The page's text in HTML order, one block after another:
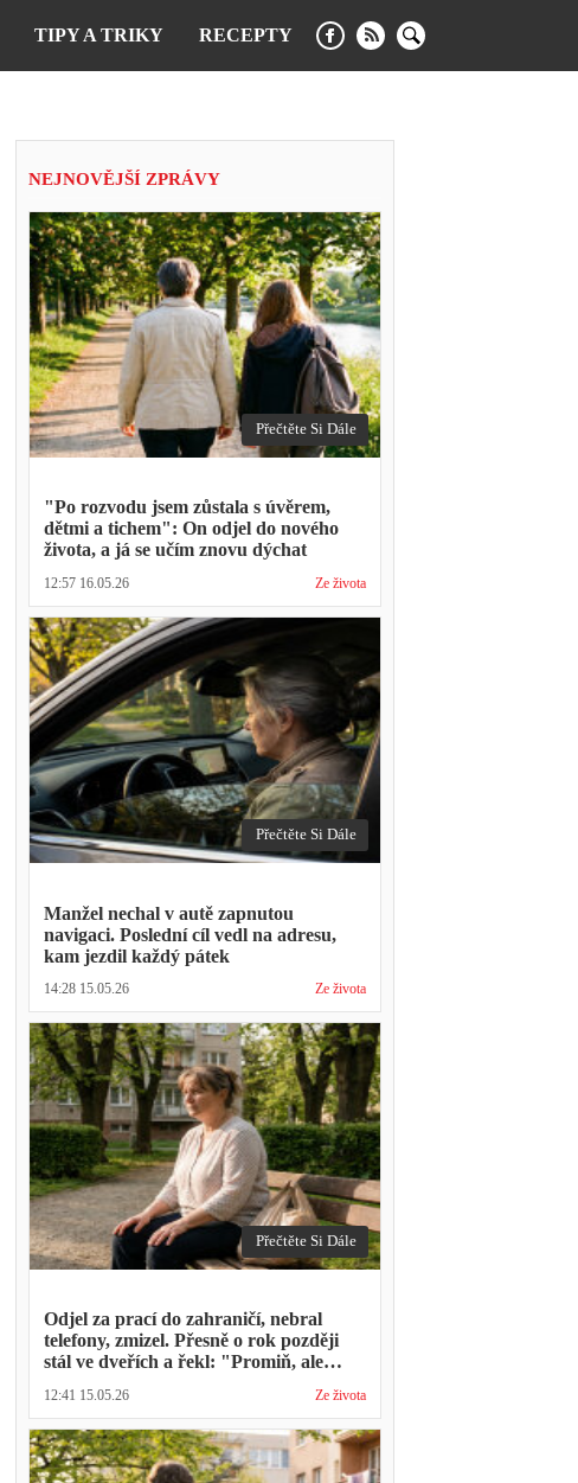
TIPY A TRIKY RECEPTY
NEJNOVĚJŠÍ ZPRÁVY
Přečtěte Si Dále
"Po rozvodu jsem zůstala s úvěrem,
dětmi a tichem": On odjel do nového
života, a já se učím znovu dýchat
12:57 16.05.26 Ze života
Přečtěte Si Dále
Manžel nechal v autě zapnutou
navigaci. Poslední cíl vedl na adresu,
kam jezdil každý pátek
14:28 15.05.26 Ze života
Přečtěte Si Dále
Odjel za prací do zahraničí, nebral
telefony, zmizel. Přesně o rok později
stál ve dveřích a řekl: "Promiň, ale
12:41 15.05.26 Ze života